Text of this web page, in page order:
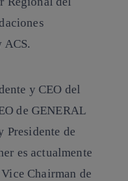
ACS.
y CEO del
de GENERAL
Presidente de
es actualmente
Chairman de